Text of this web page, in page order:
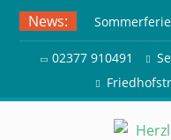
Skip
content
News:
Ausflug zur
Herdringen
02377 910491